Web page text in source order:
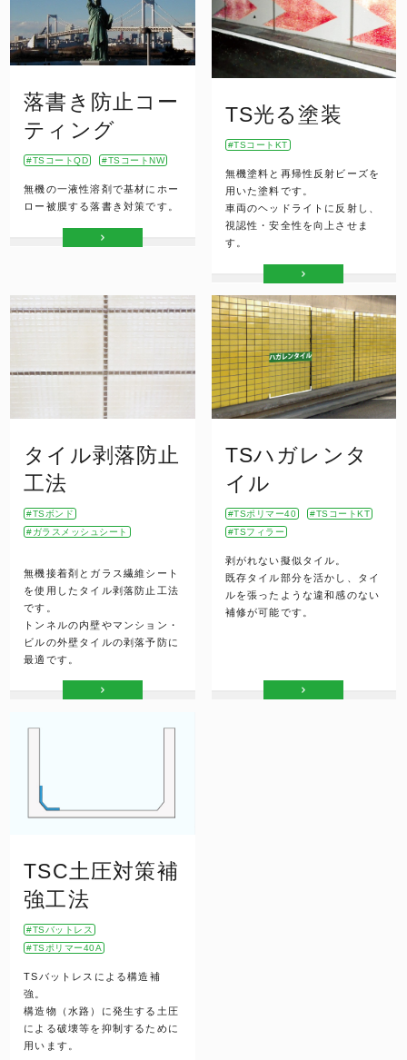
落書き防止コー
ティング
TSコートQD TSコートNW
無機の一液性溶剤で基材にホー
ロー被膜する落書き対策です。
TS光る塗装
TSコートKT
無機塗料と再帰性反射ビーズを
用いた塗料です。
車両のヘッドライトに反射し、
視認性・安全性を向上させま
す。
タイル剥落防止
工法
TSボンド
ガラスメッシュシート
無機接着剤とガラス繊維シート
を使用したタイル剥落防止工法
です。
トンネルの内壁やマンション・
ビルの外壁タイルの剥落予防に
最適です。
TSハガレンタ
イル
TSポリマー40
TSコートKT
TSフィラー
剥がれない擬似タイル。
既存タイル部分を活かし、タイ
ルを張ったような違和感のない
補修が可能です。
TSC土圧対策補
強工法
TSバットレス
TSポリマー40A
TSバットレスによる構造補
強。
構造物（水路）に発生する土圧
による破壊等を抑制するために
用います。